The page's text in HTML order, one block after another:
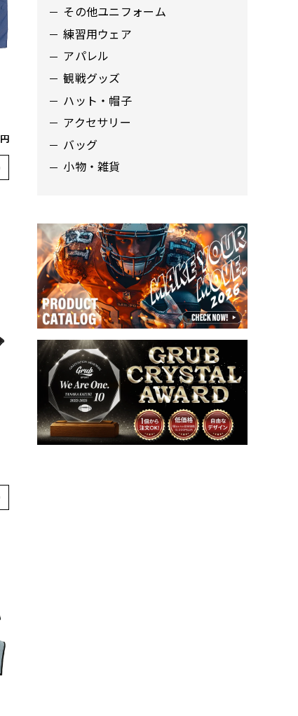
円
その他ユニフォーム
練習用ウェア
アパレル
観戦グッズ
ハット・帽子
アクセサリー
バッグ
小物・雑貨